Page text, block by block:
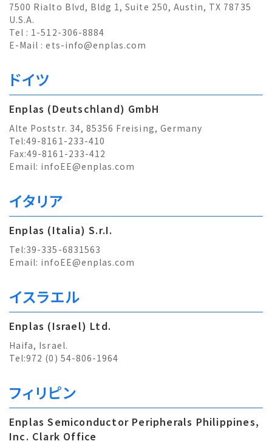
7500 Rialto Blvd, Bldg 1, Suite 250, Austin, TX 78735
U.S.A.
Tel : 1-512-306-8884
E-Mail :ets-info@enplas.com
ドイツ
Enplas (Deutschland) GmbH
Alte Poststr. 34, 85356 Freising, Germany
Tel:49-8161-233-410
Fax:49-8161-233-412
Email: infoEE@enplas.com
イタリア
Enplas (Italia) S.r.I.
Tel:39-335-6831563
Email: infoEE@enplas.com
イスラエル
Enplas (Israel) Ltd.
Haifa, Israel.
Tel:972 (0) 54-806-1964
フィリピン
Enplas Semiconductor Peripherals Philippines,
Inc. Clark Office